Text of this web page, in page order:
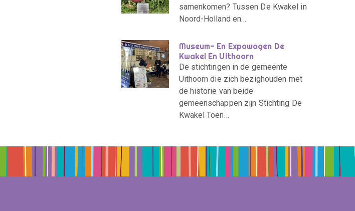
samenkomen? Tussen De Kwakel in
Noord-Holland en…
Museum- En Expowagen De
Kwakel En Uithoorn
De stichtingen in de gemeente
Uithoorn die zich bezighouden met
de historie van beide
gemeenschappen zijn Stichting De
Kwakel Toen…